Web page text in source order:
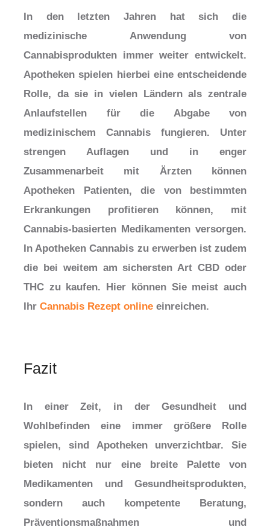
In den letzten Jahren hat sich die
medizinische Anwendung von
Cannabisprodukten immer weiter entwickelt.
Apotheken spielen hierbei eine entscheidende
Rolle, da sie in vielen Ländern als zentrale
Anlaufstellen für die Abgabe von
medizinischem Cannabis fungieren. Unter
strengen Auflagen und in enger
Zusammenarbeit mit Ärzten können
Apotheken Patienten, die von bestimmten
Erkrankungen profitieren können, mit
Cannabis-basierten Medikamenten versorgen.
In Apotheken Cannabis zu erwerben ist zudem
die bei weitem am sichersten Art CBD oder
THC zu kaufen. Hier können Sie meist auch
Ihr Cannabis Rezept online einreichen.
Fazit
In einer Zeit, in der Gesundheit und
Wohlbefinden eine immer größere Rolle
spielen, sind Apotheken unverzichtbar. Sie
bieten nicht nur eine breite Palette von
Medikamenten und Gesundheitsprodukten,
sondern auch kompetente Beratung,
Präventionsmaßnahmen und